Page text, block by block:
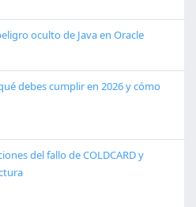
oculto de Java en Oracle
debes cumplir en 2026 y cómo
del fallo de COLDCARD y